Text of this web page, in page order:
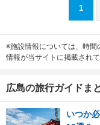
1
※施設情報については、時
情報が当サイトに掲載され
広島の旅行ガイドま
いつか